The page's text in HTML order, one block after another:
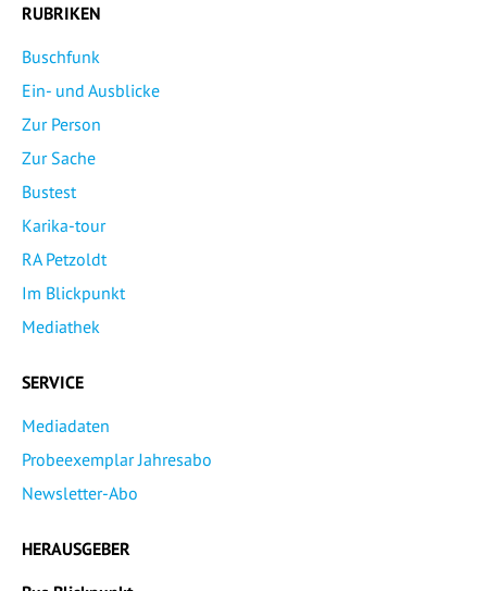
RUBRIKEN
Buschfunk
Ein- und Ausblicke
Zur Person
Zur Sache
Bustest
Karika-tour
RA Petzoldt
Im Blickpunkt
Mediathek
SERVICE
Mediadaten
Probeexemplar Jahresabo
Newsletter-Abo
HERAUSGEBER